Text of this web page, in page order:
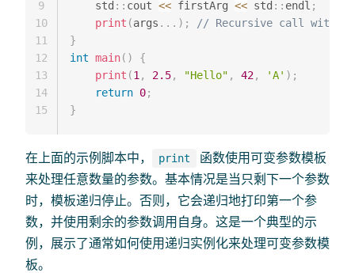
    std
:: cout << firstArg << std :: endl ;
print (args . . . ) ;
// Recursive call with
}
int main( )
{
print (1 , 2.5, "Hello" , 42, 'A' ) ;
return 0;
}
9
10
11
12
13
14
15
在上面的示例脚本中， print
函数使用可变参数模板
来处理任意数量的参数。基本情况是当只剩下一个参数
时，模板递归停止。否则，它会递归地打印第一个参
数，并使用剩余的参数调用自身。这是一个典型的示
例，展示了通常如何使用递归实例化来处理可变参数模
板。